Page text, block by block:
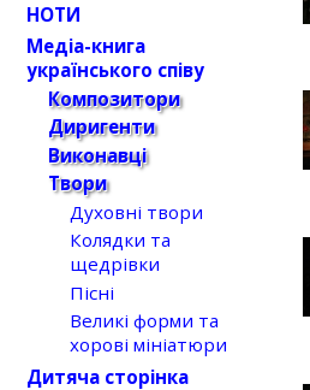
НОТИ
Медіа-книга
українського співу
Композитори
Диригенти
Виконавці
Твори
Духовні твори
Колядки та
щедрівки
Пісні
Великі форми та
хорові мініатюри
Дитяча сторінка